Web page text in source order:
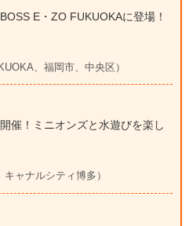
E・ZO FUKUOKAに登場！
、福岡市、中央区）
催！ミニオンズと水遊びを楽し
ャナルシティ博多）